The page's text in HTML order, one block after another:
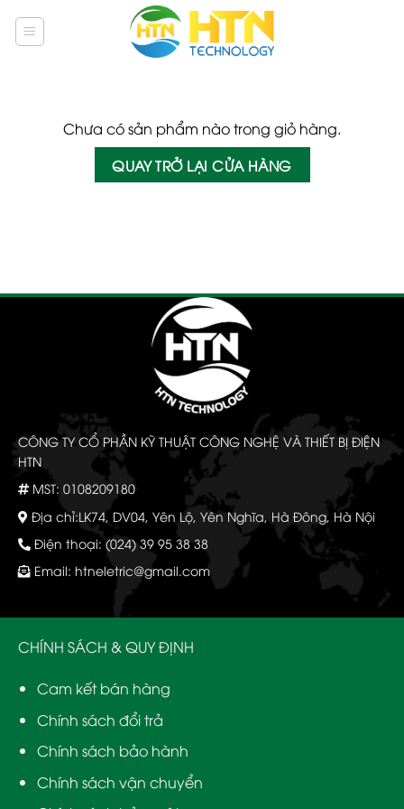
Chưa có sản phẩm nào trong giỏ hàng.
QUAY TRỞ LẠI CỬA HÀNG
CÔNG TY CỔ PHẦN KỸ THUẬT CÔNG NGHỆ VÀ THIẾT BỊ ĐIỆN
HTN
MST: 0108209180
Địa chỉ:LK74, DV04, Yên Lộ, Yên Nghĩa, Hà Đông, Hà Nội
Điện thoại: (024) 39 95 38 38
Email: htneletric@gmail.com
CHÍNH SÁCH & QUY ĐỊNH
Cam kết bán hàng
Chính sách đổi trả
Chính sách bảo hành
Chính sách vận chuyển